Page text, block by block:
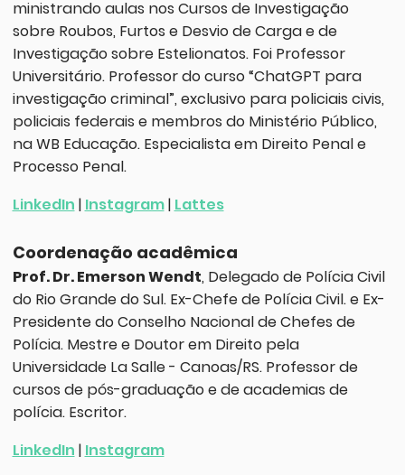
ministrando aulas nos Cursos de Investigação
sobre Roubos, Furtos e Desvio de Carga e de
Investigação sobre Estelionatos. Foi Professor
Universitário. Professor do curso “ChatGPT para
investigação criminal”, exclusivo para policiais civis,
policiais federais e membros do Ministério Público,
na WB Educação. Especialista em Direito Penal e
Processo Penal.
LinkedIn | Instagram| Lattes
Coordenação acadêmica
Prof. Dr. Emerson Wendt, Delegado de Polícia Civil
do Rio Grande do Sul. Ex-Chefe de Polícia Civil. e Ex-
Presidente do Conselho Nacional de Chefes de
Polícia. Mestre e Doutor em Direito pela
Universidade La Salle - Canoas/RS. Professor de
cursos de pós-graduação e de academias de
polícia. Escritor.
LinkedIn | Instagram